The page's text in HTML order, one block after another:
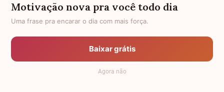
Política de Privacidade
Anuncie
Termos de Uso
Motivação nova pra você todo dia
Uma frase pra encarar o dia com mais força.
Baixar grátis
Agora não